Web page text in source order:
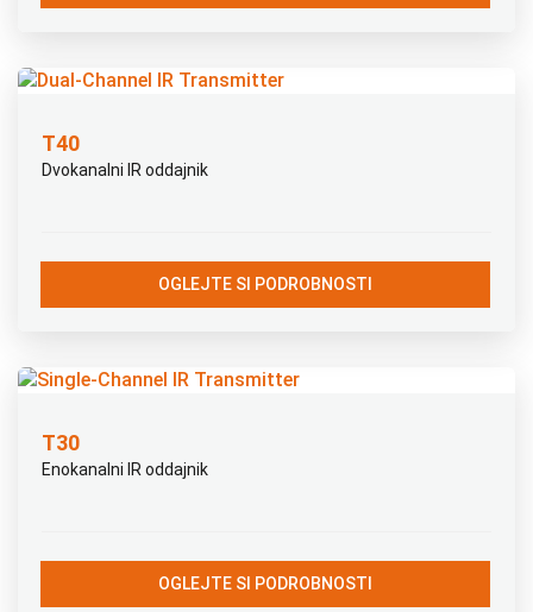
T40
Dvokanalni IR oddajnik
OGLEJTE SI PODROBNOSTI
T30
Enokanalni IR oddajnik
OGLEJTE SI PODROBNOSTI